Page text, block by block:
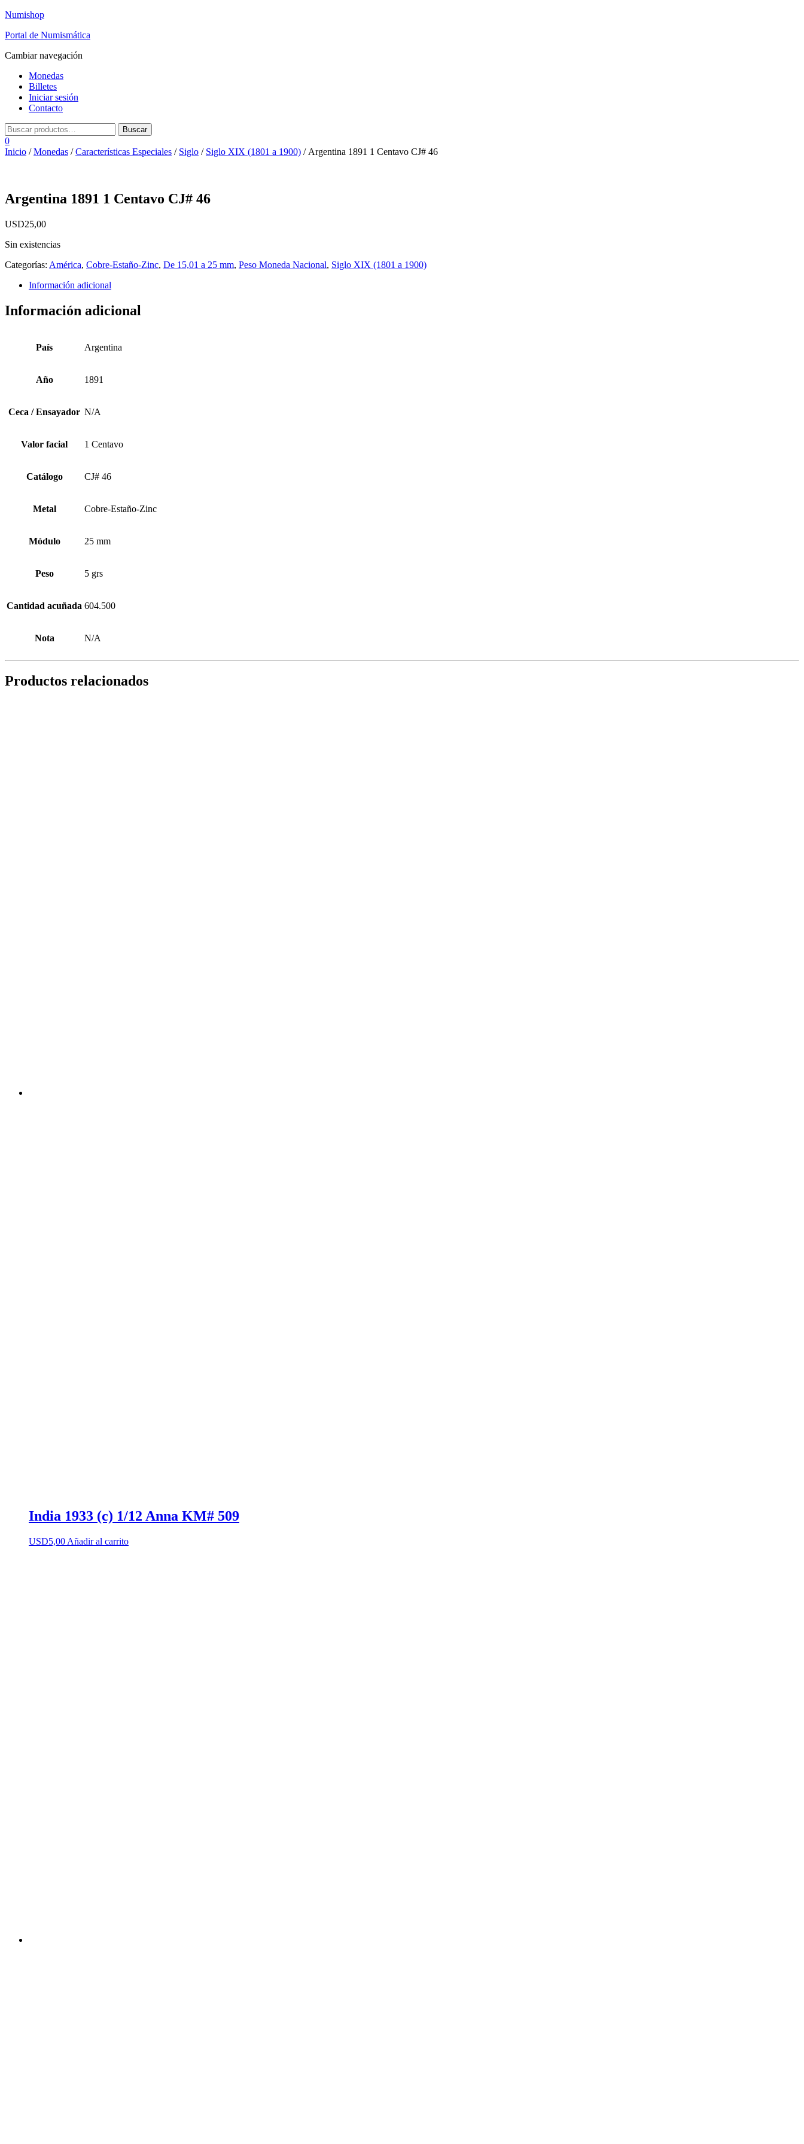
Numishop
Portal de Numismática
Cambiar navegación
Monedas
Billetes
Iniciar sesión
Contacto
0
Inicio /Monedas /Características Especiales / Siglo / Siglo XIX (1801 a 1900) / Argentina 1891 1 Centavo CJ# 46
Argentina 1891 1 Centavo CJ# 46
USD25,00
Sin existencias
Categorías: América, Cobre-Estaño-Zinc, De 15,01 a 25 mm, Peso Moneda Nacional, Siglo XIX (1801 a 1900)
Información adicional
Información adicional
País Argentina
Año 1891
Ceca / Ensayador N/A
Valor facial 1 Centavo
Catálogo CJ# 46
Metal Cobre-Estaño-Zinc
Módulo 25 mm
Peso 5 grs
Cantidad acuñada 604.500
Nota N/A
Productos relacionados
India 1933 (c) 1/12 Anna KM# 509
USD5,00 Añadir al carrito